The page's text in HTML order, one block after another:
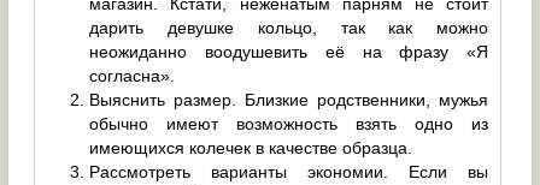
магазин. Кстати, неженатым парням не стоит
дарить девушке кольцо, так как можно
неожиданно воодушевить её на фразу «Я
согласна».
Выяснить размер. Близкие родственники, мужья
обычно имеют возможность взять одно из
имеющихся колечек в качестве образца.
Рассмотреть варианты экономии. Если вы